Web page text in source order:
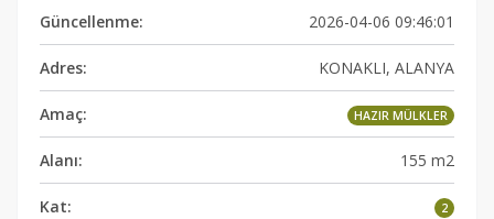
Güncellenme: 2026-04-06 09:46:01
Adres: KONAKLI, ALANYA
Amaç: HAZIR MÜLKLER
Alanı: 155 m2
Kat: 2